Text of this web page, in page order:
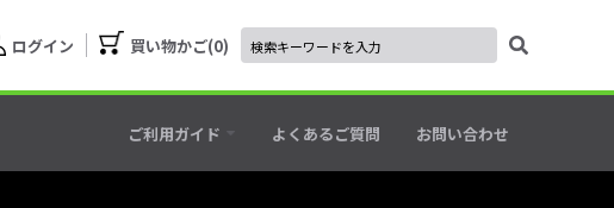
ログイン 買い物かご 0
ご利用ガイド よくあるご質問 お問い合わせ